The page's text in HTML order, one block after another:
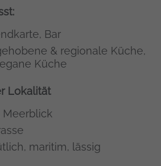
Bar
& regionale Küche,
Küche
Lokalität
Meerblick
maritim, lässig